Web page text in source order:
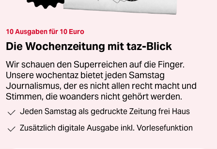
10 Ausgaben für 10 Euro
Die Wochenzeitung mit taz-Blick
Wir schauen den Superreichen auf die Finger.
Unsere wochentaz bietet jeden Samstag
Journalismus, der es nicht allen recht macht und
Stimmen, die woanders nicht gehört werden.
Jeden Samstag als gedruckte Zeitung frei Haus
Zusätzlich digitale Ausgabe inkl. Vorlesefunktion